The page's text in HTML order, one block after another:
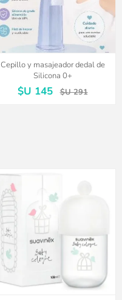
Cepillo y masajeador dedal de
Silicona 0+
$U 145 $U 291